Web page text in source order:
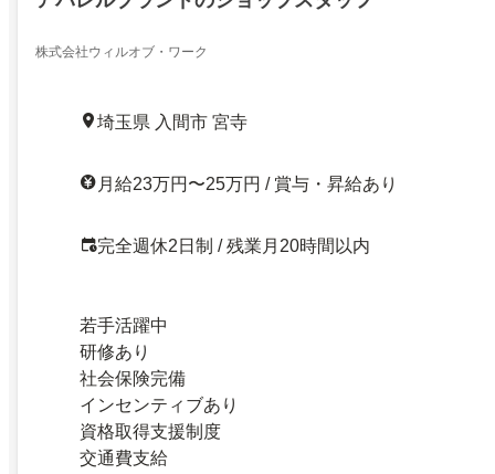
株式会社ウィルオブ・ワーク
埼玉県 入間市 宮寺
月給23万円〜25万円 / 賞与・昇給あり
完全週休2日制 / 残業月20時間以内
若手活躍中
研修あり
社会保険完備
インセンティブあり
資格取得支援制度
交通費支給